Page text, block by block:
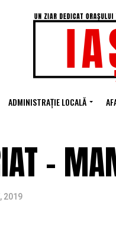
ADMINISTRAȚIE LOCALĂ
–
2019